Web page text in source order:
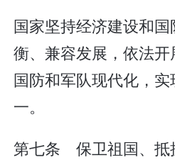
国家坚持经济建设和
衡、兼容发展，依法
国防和军队现代化，
一。
第七条 保卫祖国、抵